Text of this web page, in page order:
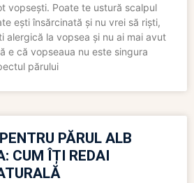
vopsești. Poate te ustură scalpul
ești însărcinată și nu vrei să riști,
alergică la vopsea și nu ai mai avut
e că vopseaua nu este singura
părului
PĂRUL ALB
CUM ÎȚI REDAI